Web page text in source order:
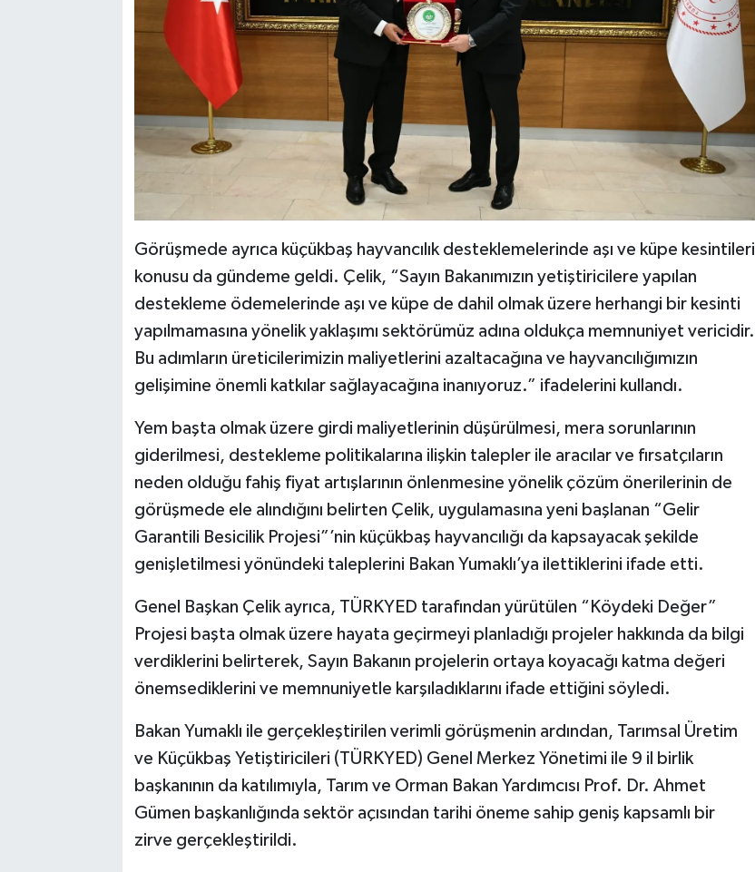
Görüşmede ayrıca küçükbaş hayvancılık desteklemelerinde aşı ve küpe kesintileri
konusu da gündeme geldi. Çelik, “Sayın Bakanımızın yetiştiricilere yapılan
destekleme ödemelerinde aşı ve küpe de dahil olmak üzere herhangi bir kesinti
yapılmamasına yönelik yaklaşımı sektörümüz adına oldukça memnuniyet vericidir.
Bu adımların üreticilerimizin maliyetlerini azaltacağına ve hayvancılığımızın
gelişimine önemli katkılar sağlayacağına inanıyoruz.” ifadelerini kullandı.
Yem başta olmak üzere girdi maliyetlerinin düşürülmesi, mera sorunlarının
giderilmesi, destekleme politikalarına ilişkin talepler ile aracılar ve fırsatçıların
neden olduğu fahiş fiyat artışlarının önlenmesine yönelik çözüm önerilerinin de
görüşmede ele alındığını belirten Çelik, uygulamasına yeni başlanan “Gelir
Garantili Besicilik Projesi”’nin küçükbaş hayvancılığı da kapsayacak şekilde
genişletilmesi yönündeki taleplerini Bakan Yumaklı’ya ilettiklerini ifade etti.
Genel Başkan Çelik ayrıca, TÜRKYED tarafından yürütülen “Köydeki Değer”
Projesi başta olmak üzere hayata geçirmeyi planladığı projeler hakkında da bilgi
verdiklerini belirterek, Sayın Bakanın projelerin ortaya koyacağı katma değeri
önemsediklerini ve memnuniyetle karşıladıklarını ifade ettiğini söyledi.
Bakan Yumaklı ile gerçekleştirilen verimli görüşmenin ardından, Tarımsal Üretim
ve Küçükbaş Yetiştiricileri (TÜRKYED) Genel Merkez Yönetimi ile 9 il birlik
başkanının da katılımıyla, Tarım ve Orman Bakan Yardımcısı Prof. Dr. Ahmet
Gümen başkanlığında sektör açısından tarihi öneme sahip geniş kapsamlı bir
zirve gerçekleştirildi.